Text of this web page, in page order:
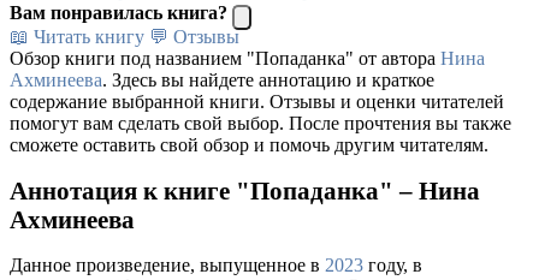
Вам понравилась книга?
📖 Читать книгу 💬 Отзывы
Обзор книги под названием "Попаданка" от автора Нина
Ахминеева. Здесь вы найдете аннотацию и краткое
содержание выбранной книги. Отзывы и оценки читателей
помогут вам сделать свой выбор. После прочтения вы также
сможете оставить свой обзор и помочь другим читателям.
Аннотация к книге "Попаданка" – Нина
Ахминеева
Данное произведение, выпущенное в 2023 году, в